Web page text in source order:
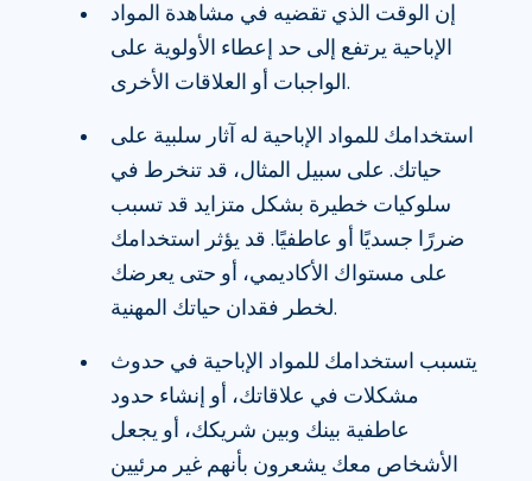
إن الوقت الذي تقضيه في مشاهدة المواد
الإباحية يرتفع إلى حد إعطاء الأولوية على
الواجبات أو العلاقات الأخرى.
استخدامك للمواد الإباحية له آثار سلبية على
حياتك. على سبيل المثال، قد تنخرط في
سلوكيات خطيرة بشكل متزايد قد تسبب
ضررًا جسديًا أو عاطفيًا. قد يؤثر استخدامك
على مستواك الأكاديمي، أو حتى يعرضك
لخطر فقدان حياتك المهنية.
يتسبب استخدامك للمواد الإباحية في حدوث
مشكلات في علاقاتك، أو إنشاء حدود
عاطفية بينك وبين شريكك، أو يجعل
الأشخاص معك يشعرون بأنهم غير مرئيين